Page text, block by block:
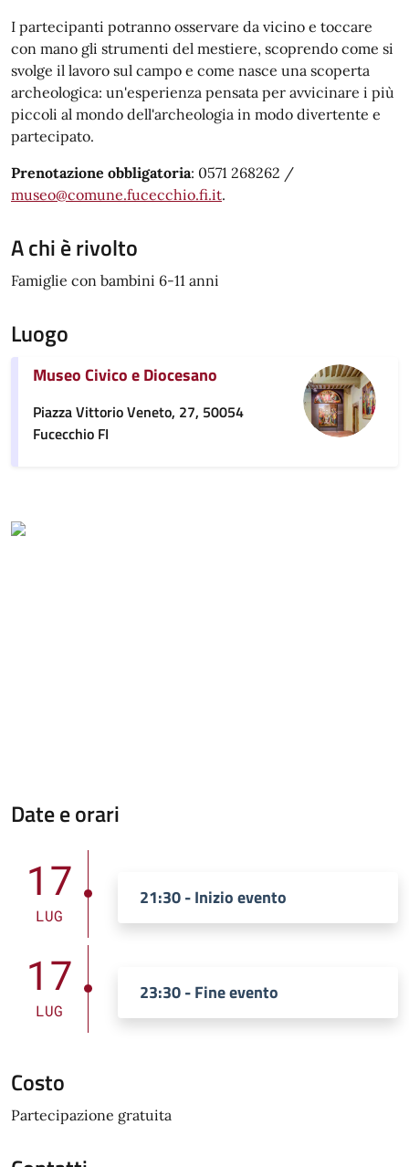
I partecipanti potranno osservare da vicino e toccare
con mano gli strumenti del mestiere, scoprendo come si
svolge il lavoro sul campo e come nasce una scoperta
archeologica: un'esperienza pensata per avvicinare i più
piccoli al mondo dell'archeologia in modo divertente e
partecipato.
Prenotazione obbligatoria: 0571 268262 /
museo@comune.fucecchio.fi.it.
A chi è rivolto
Famiglie con bambini 6-11 anni
Luogo
Museo Civico e Diocesano
Piazza Vittorio Veneto, 27, 50054
Fucecchio FI
Date e orari
17
LUG
21:30 - Inizio evento
17
LUG
23:30 - Fine evento
Costo
Partecipazione gratuita